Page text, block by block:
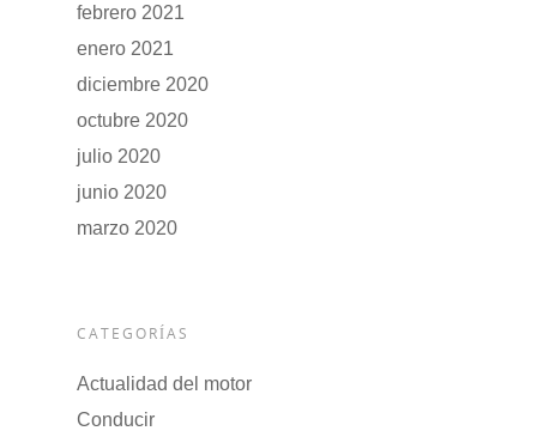
febrero 2021
enero 2021
diciembre 2020
octubre 2020
julio 2020
junio 2020
marzo 2020
CATEGORÍAS
Actualidad del motor
Conducir